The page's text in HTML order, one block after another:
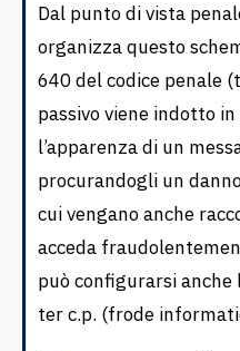
Dal punto di vista
organizza questo
640 del codice penale
passivo viene indotto
l’apparenza di un
procurandogli un
cui vengano anche
acceda
può configurarsi
ter c.p. (frode